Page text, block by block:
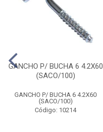
GANCHO P/ BUCHA 6 4.2X60
(SACO/100)
GANCHO P/ BUCHA 6 4.2X60
(SACO/100)
Código: 10214